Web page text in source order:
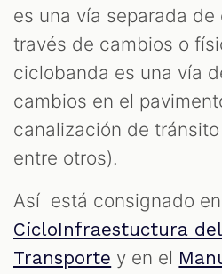
es una vía separada de
través de cambios o
ciclobanda es una vía
cambios en el
canalización de
entre otros).
Así está consignado
CicloInfraestuctura
Transporte y en el